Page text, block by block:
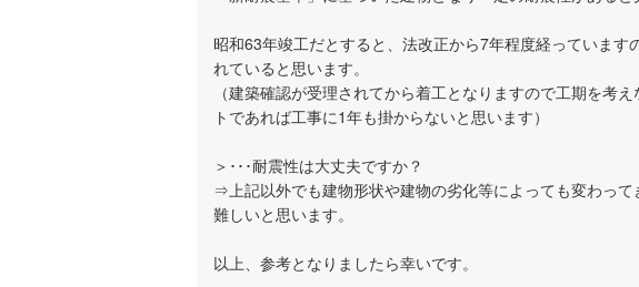
昭和63年竣工だとすると、法改正から7年程度経っています
れていると思います。
（建築確認が受理されてから着工となりますので工期を考
トであれば工事に1年も掛からないと思います）
＞･･･耐震性は大丈夫ですか？
⇒上記以外でも建物形状や建物の劣化等によっても変わっ
難しいと思います。
以上、参考となりましたら幸いです。